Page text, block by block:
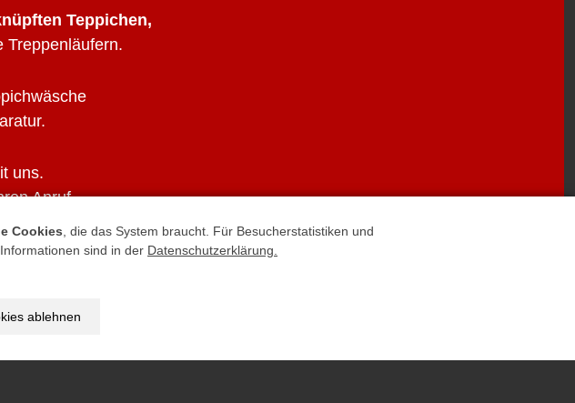
Teppichen,
Treppenläufern.
uns.
Anruf.
Straße 23, 32339 Espelkamp
Cookies , die das System braucht. Für Besucherstatistiken und
sind in der Datenschutzerklärung.
ablehnen